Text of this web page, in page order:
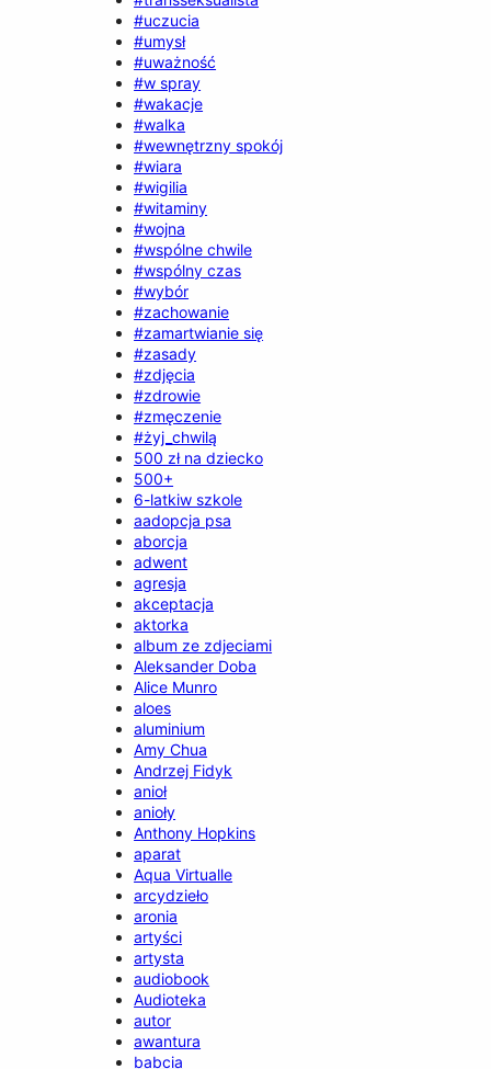
#uczucia
#umysł
#uważność
#w spray
#wakacje
#walka
#wewnętrzny spokój
#wiara
#wigilia
#witaminy
#wojna
#wspólne chwile
#wspólny czas
#wybór
#zachowanie
#zamartwianie się
#zasady
#zdjęcia
#zdrowie
#zmęczenie
#żyj_chwilą
500 zł na dziecko
500+
6-latkiw szkole
aadopcja psa
aborcja
adwent
agresja
akceptacja
aktorka
album ze zdjeciami
Aleksander Doba
Alice Munro
aloes
aluminium
Amy Chua
Andrzej Fidyk
anioł
anioły
Anthony Hopkins
aparat
Aqua Virtualle
arcydzieło
aronia
artyści
artysta
audiobook
Audioteka
autor
awantura
babcia